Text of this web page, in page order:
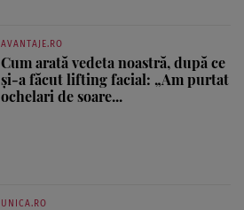
AVANTAJE.RO
Cum arată vedeta noastră, după ce
și-a făcut lifting facial: „Am purtat
ochelari de soare...
UNICA.RO